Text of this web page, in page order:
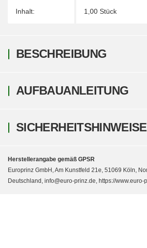
Inhalt: 1,00 Stück
BESCHREIBUNG
AUFBAUANLEITUNG
SICHERHEITSHINWEISE
Herstellerangabe gemäß GPSR
Europrinz GmbH, Am Kunstfeld 21e, 51069 Köln,
Deutschland, info@euro-prinz.de, https://www.euro-